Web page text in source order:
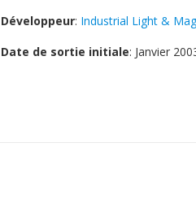
Développeur: Industrial Light &
Date de sortie initiale: Janvier